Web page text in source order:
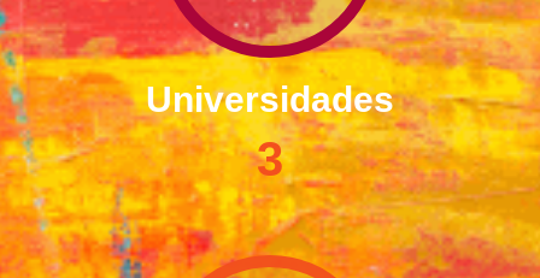
Universidades
3